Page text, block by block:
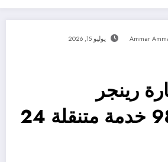
Ammar يوليو 15, 2026
رينجر
98577474 خدمة متنقلة 24